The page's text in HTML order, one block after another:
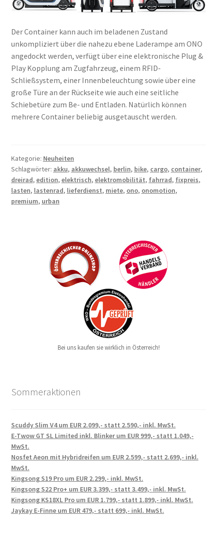
Der Container kann auch im beladenen Zustand
unkompliziert über die nahezu ebene Laderampe am ONO
angedockt werden, verfügt über eine elektronische Plug &
Play Kopplung am Zugfahrzeug, einem RFID-
Schließsystem, einer Innenbeleuchtung sowie über eine
große Türe an der Rückseite wie auch eine seitliche
Schiebetüre zum Be- und Entladen. Natürlich können
mehrere Container beliebig ausgetauscht werden.
Kategorie: Neuheiten
Schlagwörter: akku, akkuwechsel, berlin, bike, cargo, container,
dreirad, edition, elektrisch, elektromobilität, fahrrad, fixpreis,
lasten, lastenrad, lieferdienst, miete, ono, onomotion,
premium, urban
Bei uns kaufen sie wirklich in Österreich!
Sommeraktionen
Scuddy Slim V4 um EUR 2.099,- statt 2.590,- inkl. MwSt.
E-Twow GT SL Limited inkl. Blinker um EUR 999,- statt 1.049,-
MwSt.
Nosfet Aeon mit Hybridreifen um EUR 2.599,- statt 2.699,- inkl.
MwSt.
Kingsong S19 Pro um EUR 2.299,- inkl. MwSt.
Kingsong S22 Pro+ um EUR 3.399,- statt 3.499,- inkl. MwSt.
Kingsong KS18XL Pro um EUR 1.799,- statt 1.899,- inkl. MwSt.
Jaykay E-Finne um EUR 479,- statt 699,- inkl. MwSt.